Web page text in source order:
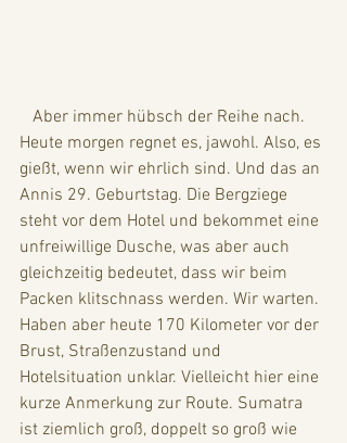
Heute morgen regnet es, jawohl. Also, es
gießt, wenn wir ehrlich sind. Und das an
Annis 29. Geburtstag. Die Bergziege
steht vor dem Hotel und bekommet eine
unfreiwillige Dusche, was aber auch
gleichzeitig bedeutet, dass wir beim
Packen klitschnass werden. Wir warten.
Haben aber heute 170 Kilometer vor der
Brust, Straßenzustand und
Hotelsituation unklar. Vielleicht hier eine
kurze Anmerkung zur Route. Sumatra
ist ziemlich groß, doppelt so groß wie